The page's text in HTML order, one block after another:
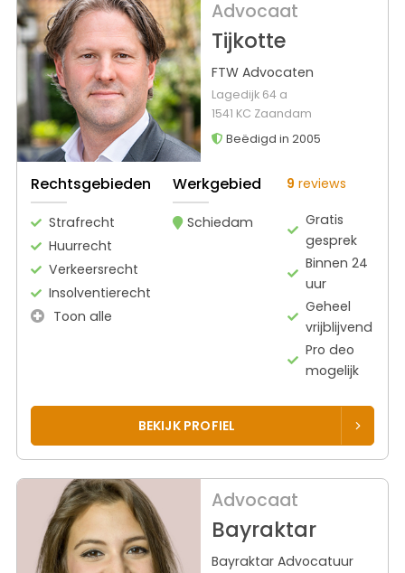
Advocaat
Tijkotte
FTW Advocaten
Lagedijk 64 a
1541 KC Zaandam
Beëdigd in 2005
Rechtsgebieden
Strafrecht
Huurrecht
Verkeersrecht
Insolventierecht
Toon alle
Werkgebied
Schiedam
9 reviews
Gratis
gesprek
Binnen 24
uur
Geheel
vrijblijvend
Pro deo
mogelijk
BEKIJK PROFIEL
Advocaat
Bayraktar
Bayraktar Advocatuur